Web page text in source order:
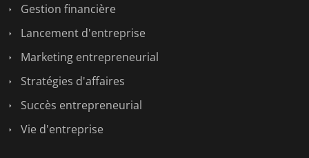
Gestion financière
Lancement d'entreprise
Marketing entrepreneurial
Stratégies d'affaires
Succès entrepreneurial
Vie d'entreprise